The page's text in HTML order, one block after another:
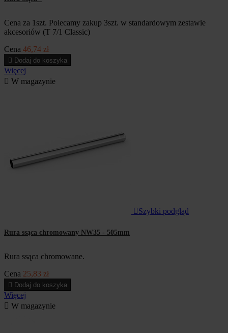
Cena za 1szt. Polecamy zakup 3szt. w standardowym zestawie
akcesoriów (T 7/1 Classic)
Cena 46,74 zł
 Dodaj do koszyka
Więcej
 W magazynie
 Szybki podgląd
Rura ssąca chromowany NW35 - 505mm
Rura ssąca chromowane.
Cena 25,83 zł
 Dodaj do koszyka
Więcej
 W magazynie